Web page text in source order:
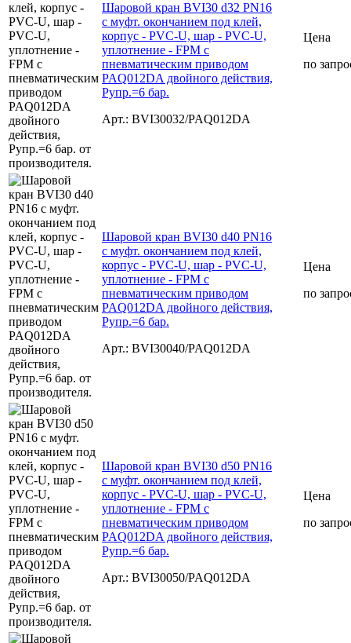
Шаровой кран BVI30 d32 PN16
с муфт. окончанием под клей,
корпус - PVC-U, шар - PVC-U,
уплотнение - FPM с
пневматическим приводом
PAQ012DA двойного действия,
Рупр.=6 бар.
Арт.: BVI30032/PAQ012DA
Цена
по
Шаровой кран BVI30 d40 PN16
с муфт. окончанием под клей,
корпус - PVC-U, шар - PVC-U,
уплотнение - FPM с
пневматическим приводом
PAQ012DA двойного действия,
Рупр.=6 бар.
Арт.: BVI30040/PAQ012DA
Цена
по
Шаровой кран BVI30 d50 PN16
с муфт. окончанием под клей,
корпус - PVC-U, шар - PVC-U,
уплотнение - FPM с
пневматическим приводом
PAQ012DA двойного действия,
Рупр.=6 бар.
Арт.: BVI30050/PAQ012DA
Цена
по